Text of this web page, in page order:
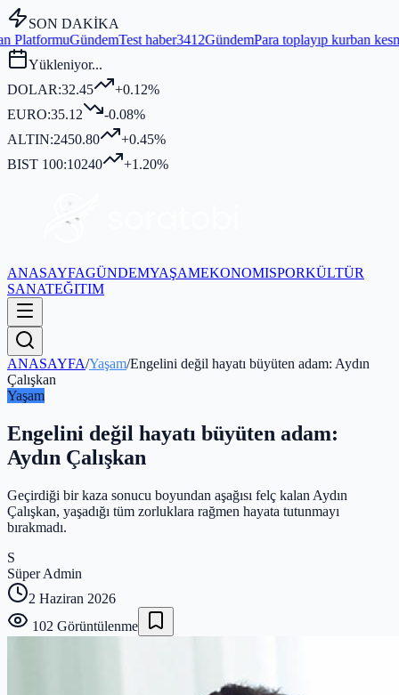
SON DAKİKA
Test haber3412GündemPara toplayıp kurban kesmediği iddia edilen
Yükleniyor...
DOLAR:32.45
+0.12%
EURO:35.12
-0.08%
ALTIN:2450.80
+0.45%
BIST 100:10240 +1.20%
ANASAYFAGÜNDEMYAŞAMEKONOMISPORKÜLTÜR
SANATEĞITIM
ANASAYFA/Yaşam/Engelini değil hayatı büyüten adam: Aydın
Çalışkan
Yaşam
Engelini değil hayatı büyüten adam:
Aydın Çalışkan
Geçirdiği bir kaza sonucu boyundan aşağısı felç kalan Aydın
Çalışkan, yaşadığı tüm zorluklara rağmen hayata tutunmayı
bırakmadı.
S
Süper Admin
2 Haziran 2026
102 Görüntülenme